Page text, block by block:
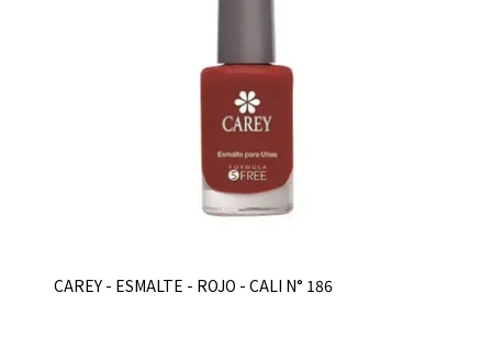
CAREY - ESMALTE - ROJO - CALI N° 186